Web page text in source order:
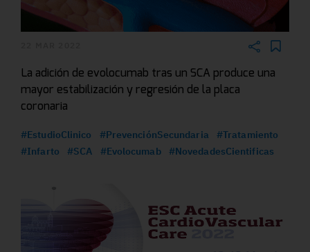
La adición de evolocumab tras un SCA produce una
mayor estabilización y regresión de la placa
coronaria
#EstudioClinico #PrevenciónSecundaria
#Tratamiento
#Infarto
#SCA #Evolocumab #NovedadesCientificas